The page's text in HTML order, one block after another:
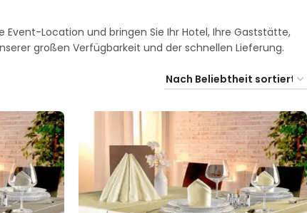
Location und bringen Sie Ihr Hotel, Ihre Gaststätte,
großen Verfügbarkeit und der schnellen Lieferung.